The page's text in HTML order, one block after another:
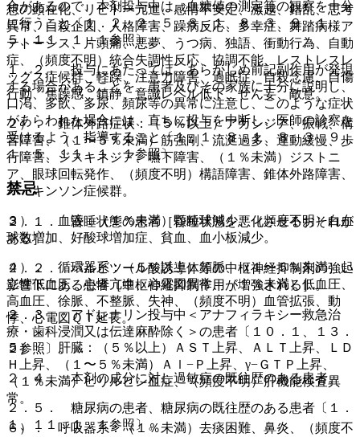
合があるので、本剤投与中は、血糖値の測定等の観察を十分
に行うこと〔１．２、２．５、８．１、８．３、９．１．
５、１１．１．１参照〕。
１．２． 投与にあたっては、あらかじめ前記副作用が発現
する場合があることを、患者及びその家族に十分に説明し、
口渇、多飲、多尿、頻尿等の異常に注意し、このような症状
があらわれた場合には、直ちに投与を中断し、医師の診察を
受けるよう、指導すること〔１．１、８．１、８．３、９．
１．５、１１．１．１参照〕。
禁忌
２．１． 昏睡状態の患者［昏睡状態を悪化させるおそれが
ある］。
２．２． バルビツール酸誘導体等の中枢神経抑制剤の強い
影響下にある患者［中枢神経抑制作用が増強される］。
２．３． アドレナリン投与中＜アナフィラキシー救急治
療・歯科浸潤又は伝達麻酔除く＞の患者〔１０．１、１３．
２参照〕。
２．４． 本剤の成分に対し過敏症の既往歴のある患者。
２．５． 糖尿病の患者、糖尿病の既往歴のある患者〔１．
１、１１．１．１参照〕。
想の顕在化、リビドー亢進、感情不安定、激越、錯乱、思考
異常、自殺企図、人格障害、躁病反応、多幸症、舞踏病様ア
テトーシス、片頭痛、悪夢、うつ病、独語、衝動行為、自動
症、（頻度不明）統合失調性反応、協調不能、レストレスレ
ッグス症候群、軽躁、注意力障害、過眠症、自殺念慮、自傷
行動、焦躁感、鎮静、意識レベル低下、せん妄、敵意。
２）． 錐体外路症状：（５％以上）アカシジア、振戦、構
音障害、（１〜５％未満）筋強剛、流涎過多、運動緩慢、歩
行障害、ジスキネジア、嚥下障害、（１％未満）ジストニ
ア、眼球回転発作、（頻度不明）構語障害、錐体外路障害、
パーキンソン症候群。
３）． 血液：（１％未満）顆粒球減少、（頻度不明）白血
球数増加、好酸球増加症、貧血、血小板減少。
４）． 循環器系：（５％以上）頻脈、（１〜５％未満）起
立性低血圧、心悸亢進、心電図異常、（１％未満）低血圧、
高血圧、徐脈、不整脈、失神、（頻度不明）血管拡張、動
悸、心電図ＱＴ延長。
５）． 肝臓：（５％以上）ＡＳＴ上昇、ＡＬＴ上昇、ＬＤ
Ｈ上昇、（１〜５％未満）Ａｌ−Ｐ上昇、γ−ＧＴＰ上昇、
（１％未満）ビリルビン血症、（頻度不明）肝機能検査異
常。
６）． 呼吸器系：（１％未満）去痰困難、鼻炎、（頻度不